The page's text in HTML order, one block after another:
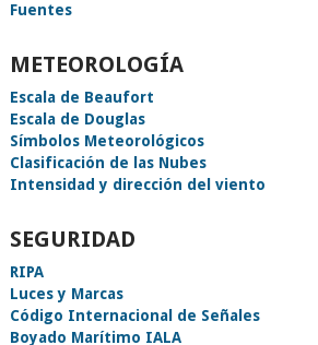
Fuentes
METEOROLOGÍA
Escala de Beaufort
Escala de Douglas
Símbolos Meteorológicos
Clasificación de las Nubes
Intensidad y dirección del viento
SEGURIDAD
RIPA
Luces y Marcas
Código Internacional de Señales
Boyado Marítimo IALA